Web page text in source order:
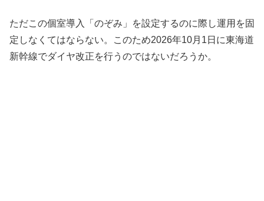
ただこの個室導入「のぞみ」を設定するのに際し運用を固
定しなくてはならない。このため2026年10月1日に東海道
新幹線でダイヤ改正を行うのではないだろうか。